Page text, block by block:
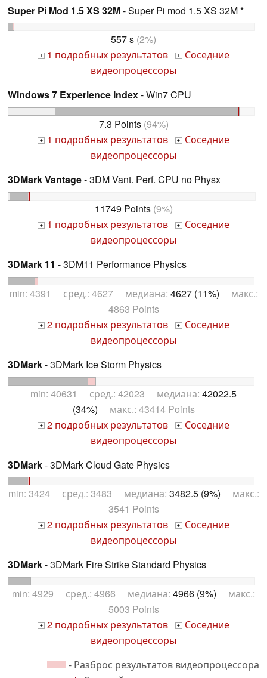
Super Pi Mod 1.5 XS 32M- Super Pi mod 1.5 XS 32M *
557 s (2%)
+ 1 подробных результатов + Соседние
видеопроцессоры
Windows 7 Experience Index- Win7 CPU
7.3 Points(94%)
+ 1 подробных результатов + Соседние
видеопроцессоры
3DMark Vantage- 3DM Vant. Perf. CPU no Physx
11749 Points(9%)
+ 1 подробных результатов + Соседние
видеопроцессоры
3DMark 11 - 3DM11 Performance Physics
min: 4391 сред.: 4627 медиана: 4627 (11%) макс.:
4863 Points
+ 2 подробных результатов + Соседние
видеопроцессоры
3DMark- 3DMark Ice Storm Physics
min: 40631 сред.: 42023 медиана: 42022.5
(34%) макс.: 43414 Points
+ 2 подробных результатов + Соседние
видеопроцессоры
3DMark- 3DMark Cloud Gate Physics
min: 3424 сред.: 3483 медиана: 3482.5 (9%) макс.:
3541 Points
+ 2 подробных результатов + Соседние
видеопроцессоры
3DMark- 3DMark Fire Strike Standard Physics
min: 4929 сред.: 4966 медиана: 4966 (9%) макс.:
5003 Points
+ 2 подробных результатов + Соседние
видеопроцессоры
- Разброс результатов видеопроцессора